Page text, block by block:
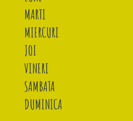
MARTI
MIERCURI
JOI
VINERI
SAMBATA
DUMINICA